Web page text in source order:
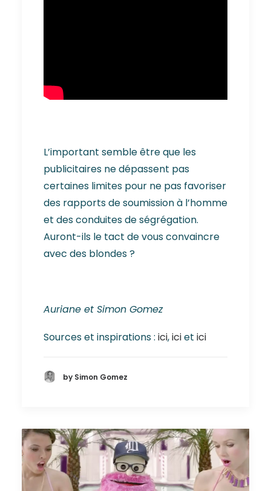
L’important semble être que les
publicitaires ne dépassent pas
certaines limites pour ne pas favoriser
des rapports de soumission à l’homme
et des conduites de ségrégation.
Auront-ils le tact de vous convaincre
avec des blondes ?
Auriane et Simon Gomez
Sources et inspirations : ici,iciet ici
by Simon Gomez